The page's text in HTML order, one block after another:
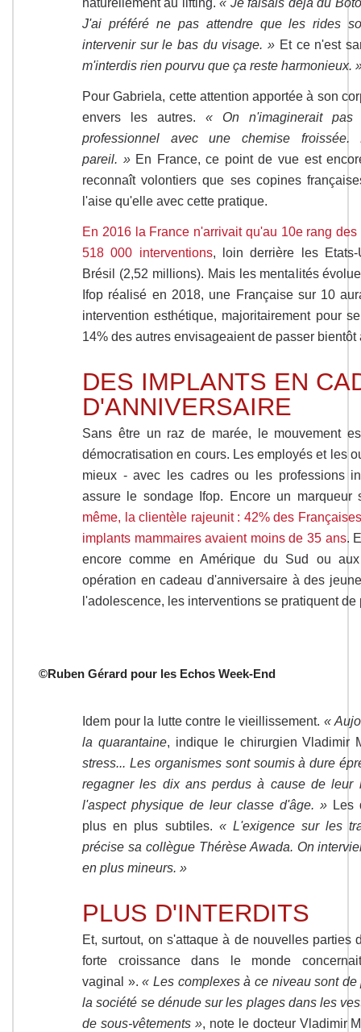
naturellement au lifting.« Je faisais déjà du
J'ai préféré ne pas attendre que les rides
intervenir sur le bas du visage. » Et ce n'est
m'interdis rien pourvu que ça reste harmonieux.
Pour Gabriela, cette attention apportée à son
envers les autres. « On n'imaginerait
professionnel avec une chemise
pareil. »En France, ce point de vue est
reconnaît volontiers que ses copines
l'aise qu'elle avec cette pratique.
En 2016 la France n'arrivait qu'au 10e rang
518 000 interventions, loin derrière les
Brésil (2,52 millions). Mais les mentalités
Ifop réalisé en 2018, une Française sur 10
intervention esthétique, majoritairement pour
14% des autres envisageaient de passer bientôt
DES IMPLANTS EN
D'ANNIVERSAIRE
Sans être un raz de marée, le mouvement
démocratisation en cours. Les employés et les
mieux - avec les cadres ou les professions
assure le sondage Ifop. Encore un
même, la clientèle rajeunit : 42% des
implants mammaires avaient moins de 35 ans.
encore comme en Amérique du Sud ou
opération en cadeau d'anniversaire à des
l'adolescence, les interventions se pratiquent de
©Ruben Gérard pour les Echos Week-End
Idem pour la lutte contre le vieillissement. «
la quarantaine, indique le chirurgien Vladimir
stress... Les organismes sont soumis à dure
regagner les dix ans perdus à cause de leur
l'aspect physique de leur classe d'âge. » Les
plus en plus subtiles. « L'exigence sur les
précise sa collègue Thérèse Awada. On
en plus mineurs. »
PLUS D'INTERDITS
Et, surtout, on s'attaque à de nouvelles parties
forte croissance dans le monde
vaginal ».« Les complexes à ce niveau sont
la société se dénude sur les plages dans les
de sous-vêtements », note le docteur Vladimir